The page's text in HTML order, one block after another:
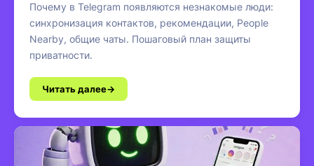
Почему в Telegram появляются незнакомые люди:
синхронизация контактов, рекомендации, People
Nearby, общие чаты. Пошаговый план защиты
приватности.
Читать далее